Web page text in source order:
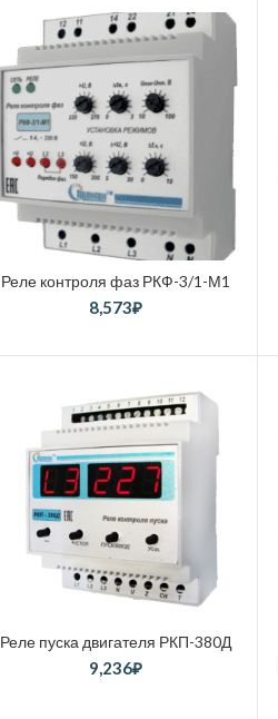
Реле контроля фаз РКФ-3/1-М1
8,573₽
Реле пуска двигателя РКП-380Д
9,236₽